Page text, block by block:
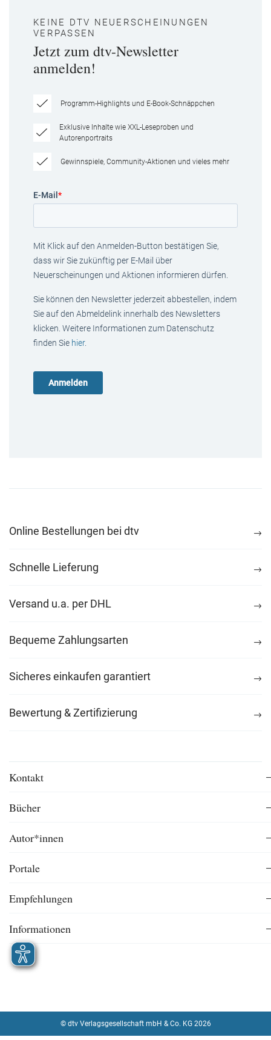
KEINE DTV NEUERSCHEINUNGEN
VERPASSEN
Jetzt zum dtv-Newsletter
anmelden!
Programm-Highlights und E-Book-Schnäppchen
Exklusive Inhalte wie XXL-Leseproben und
Autorenportraits
Gewinnspiele, Community-Aktionen und vieles mehr
E-Mail *
Mit Klick auf den Anmelden-Button bestätigen Sie,
dass wir Sie zukünftig per E-Mail über
Neuerscheinungen und Aktionen informieren dürfen.
Sie können den Newsletter jederzeit abbestellen, indem
Sie auf den Abmeldelink innerhalb des Newsletters
klicken. Weitere Informationen zum Datenschutz
finden Sie hier.
Online Bestellungen bei dtv
Schnelle Lieferung
Versand u.a. per DHL
Bequeme Zahlungsarten
Sicheres einkaufen garantiert
Bewertung & Zertifizierung
Kontakt
Bücher
Autor*innen
Portale
Empfehlungen
Informationen
© dtv Verlagsgesellschaft mbH & Co. KG 2026